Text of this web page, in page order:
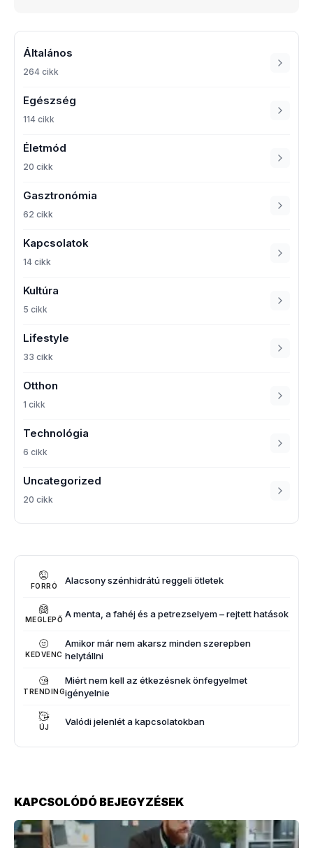
Általános
264 cikk
Egészség
114 cikk
Életmód
20 cikk
Gasztronómia
62 cikk
Kapcsolatok
14 cikk
Kultúra
5 cikk
Lifestyle
33 cikk
Otthon
1 cikk
Technológia
6 cikk
Uncategorized
20 cikk
FORRÓ Alacsony szénhidrátú reggeli ötletek
MEGLEPŐ A menta, a fahéj és a petrezselyem – rejtett hatások
KEDVENC
Amikor már nem akarsz minden szerepben
helytállni
TRENDING
Miért nem kell az étkezésnek önfegyelmet
igényelnie
ÚJ Valódi jelenlét a kapcsolatokban
KAPCSOLÓDÓ BEJEGYZÉSEK